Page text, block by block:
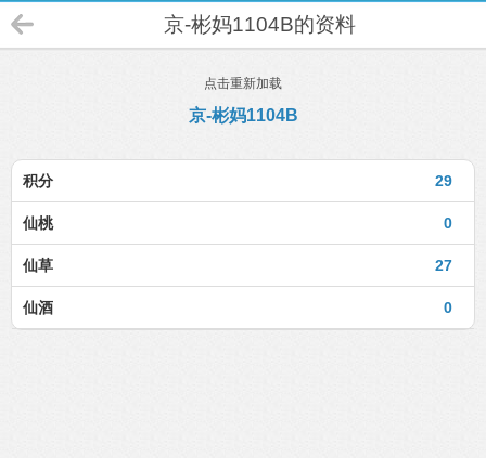
京-彬妈1104B的资料
点击重新加载
京-彬妈1104B
29
积分
0
仙桃
27
仙草
0
仙酒